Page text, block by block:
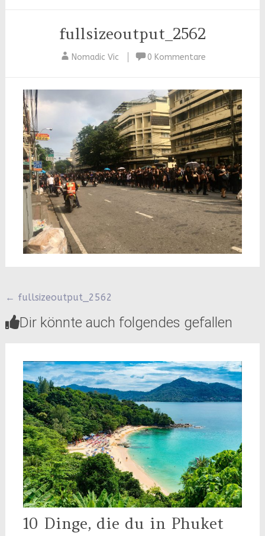
fullsizeoutput_2562
Nomadic Vic 0 Kommentare
Beitragsnavigation
← fullsizeoutput_2562
Dir könnte auch folgendes gefallen
10 Dinge, die du in Phuket